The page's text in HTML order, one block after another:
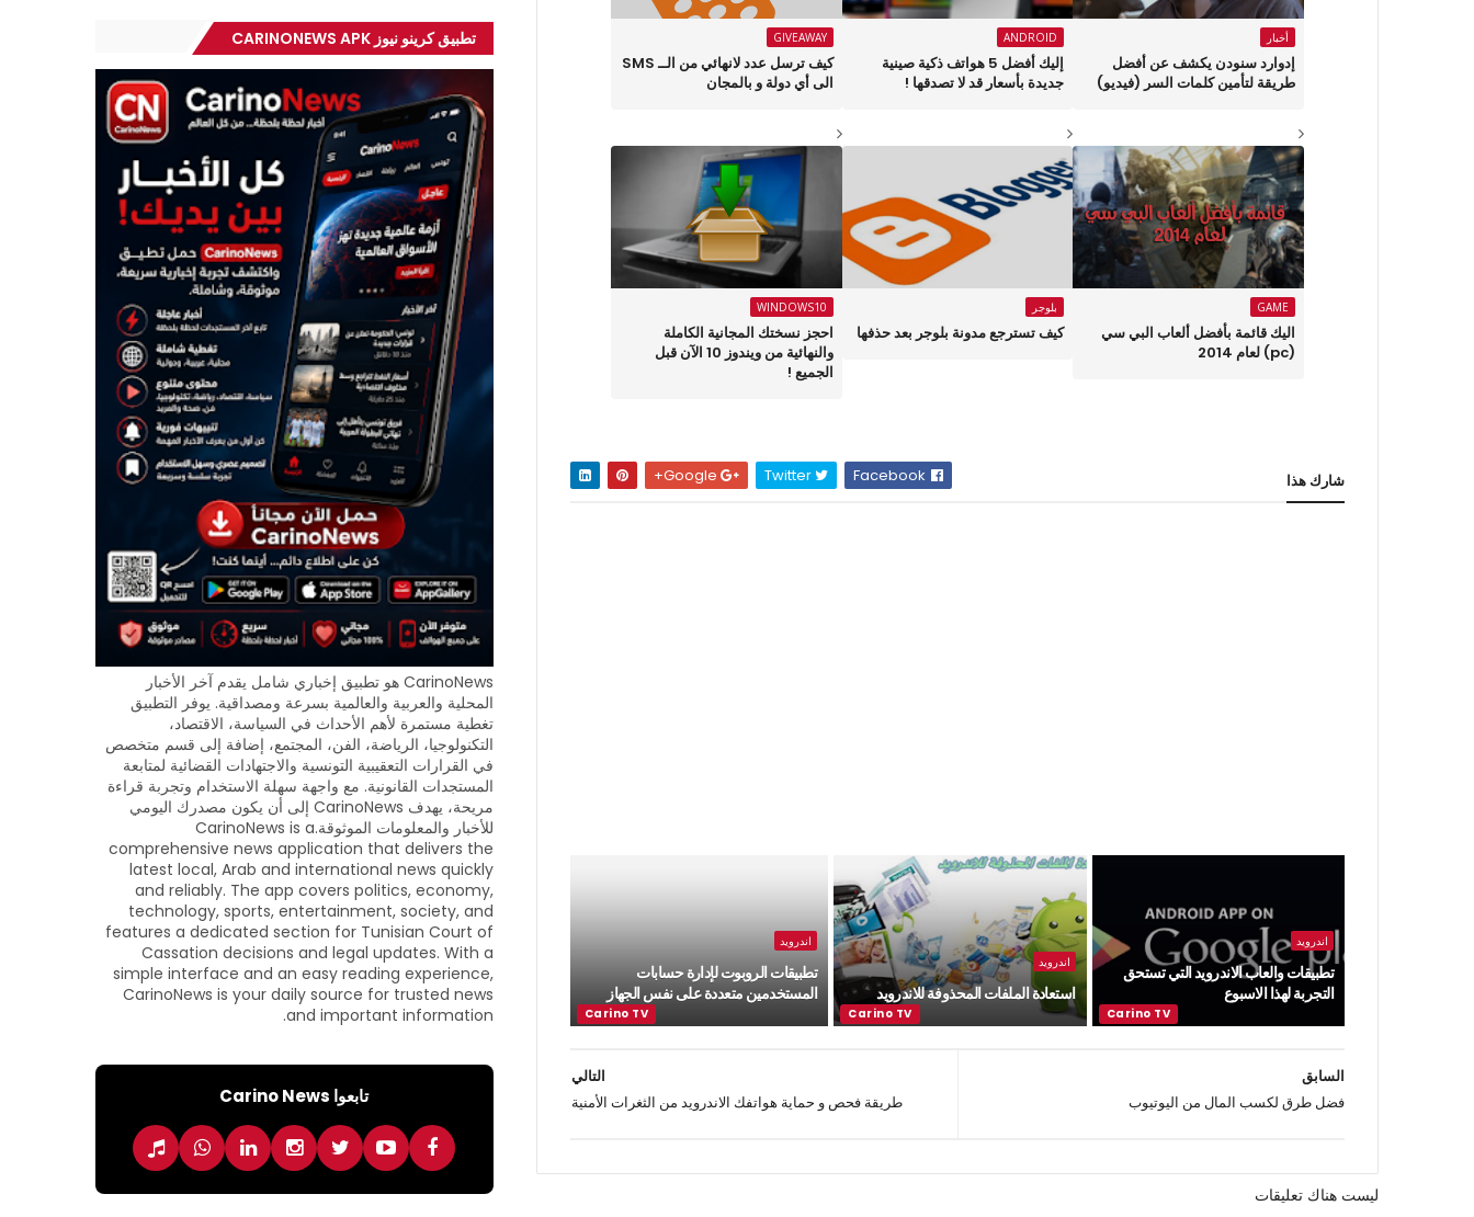
أخبار
إدوارد سنودن يكشف عن أفضل
طريقة لتأمين كلمات السر (فيديو)
ANDROID
إليك أفضل 5 هواتف ذكية صينية
جديدة بأسعار قد لا تصدقها !
GIVEAWAY
كيف ترسل عدد لانهائي من الــ SMS
الى أي دولة و بالمجان
GAME
اليك قائمة بأفضل ألعاب البي سي
(pc) لعام 2014
بلوجر
كيف تسترجع مدونة بلوجر بعد حذفها
WINDOWS10
احجز نسختك المجانية الكاملة
والنهائية من ويندوز 10 الآن قبل
الجميع !
شارك هذا Twitter
اندرويد
تطبيقات والعاب الاندرويد التي تستحق
التجربة لهذا الاسبوع
اندرويد
استعادة الملفات المحذوفة للاندرويد
اندرويد
تطبيقات الروبوت لإدارة حسابات
المستخدمين متعددة على نفس الجهاز
التالي
طريقة فحص و حماية هواتفك الاندرويد من الثغرات الأمنية
السابق
فضل طرق لكسب المال من اليوتيوب
ليست هناك تعليقات
تطبيق كرينو نيوز CARINONEWS APK
CarinoNews هو تطبيق إخباري شامل يقدم آخر الأخبار
المحلية والعربية والعالمية بسرعة ومصداقية. يوفر التطبيق
تغطية مستمرة لأهم الأحداث في السياسة، الاقتصاد،
التكنولوجيا، الرياضة، الفن، المجتمع، إضافة إلى قسم متخصص
في القرارات التعقيبية التونسية والاجتهادات القضائية لمتابعة
المستجدات القانونية. مع واجهة سهلة الاستخدام وتجربة قراءة
مريحة، يهدف CarinoNews إلى أن يكون مصدرك اليومي
للأخبار والمعلومات الموثوقة.CarinoNews is a
comprehensive news application that delivers the
latest local, Arab and international news quickly
and reliably. The app covers politics, economy,
technology, sports, entertainment, society, and
features a dedicated section for Tunisian Court of
Cassation decisions and legal updates. With a
simple interface and an easy reading experience,
CarinoNews is your daily source for trusted news
and important information.
تابعوا Carino News